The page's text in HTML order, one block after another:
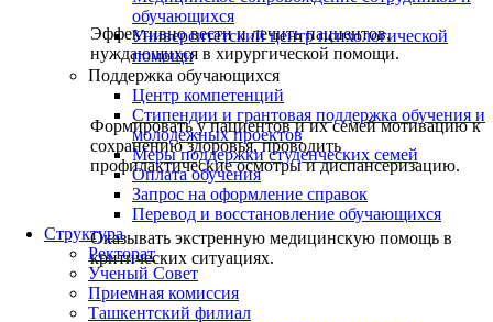
обучающихся
Университетский центр психологической
помощи
Поддержка обучающихся
Центр компетенций
Стипендии и грантовая поддержка обучения и
молодежных проектов
Меры поддержки студенческих семей
Оплата обучения
Запрос на оформление справок
Перевод и восстановление обучающихся
Структура
Ректорат
Ученый Совет
Приемная комиссия
Ташкентский филиал
Эффективно вести и лечить пациентов,
нуждающихся в хирургической помощи.
Формировать у пациентов и их семей мотивацию к
сохранению здоровья, проводить
профилактические осмотры и диспансеризацию.
Оказывать экстренную медицинскую помощь в
критических ситуациях.